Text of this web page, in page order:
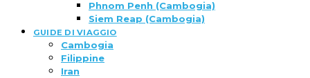
Phnom Penh (Cambogia)
Siem Reap (Cambogia)
GUIDE DI VIAGGIO
Cambogia
Filippine
Iran